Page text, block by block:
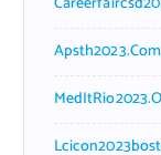
Apsth2023.com